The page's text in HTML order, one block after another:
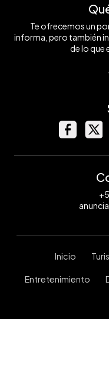
Te ofrecemos un
informa, pero también
de lo que
Inicio
Entretenimiento